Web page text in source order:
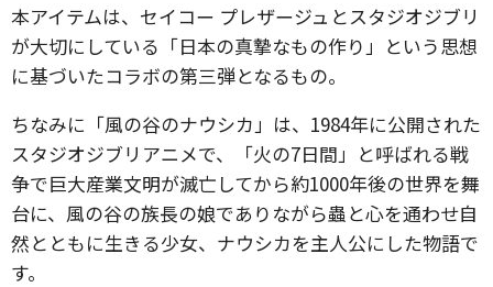
本アイテムは、セイコー プレザージュとスタジオジブリ
が大切にしている「日本の真摯なもの作り」という思想
に基づいたコラボの第三弾となるもの。
ちなみに「風の谷のナウシカ」は、1984年に公開された
スタジオジブリアニメで、「火の7日間」と呼ばれる戦
争で巨大産業文明が滅亡してから約1000年後の世界を舞
台に、風の谷の族長の娘でありながら蟲と心を通わせ自
然とともに生きる少女、ナウシカを主人公にした物語で
す。